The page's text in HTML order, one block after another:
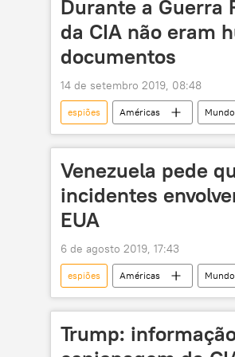
Durante a Guerra
da CIA não eram
documentos
14 de setembro 2019, 08:48
espiões Américas Mundo
animais marinhos
aves
Venezuela pede
incidentes
EUA
6 de agosto 2019, 17:43
espiões Américas Mundo
militar
EUA ONU
Trump: